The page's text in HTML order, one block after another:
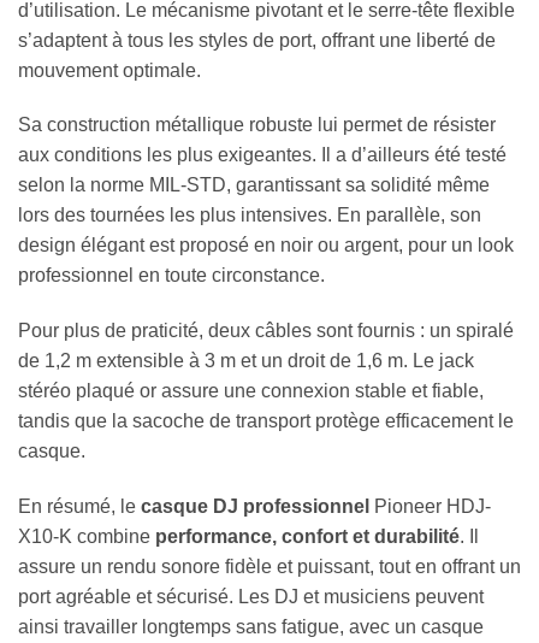
d’utilisation. Le mécanisme pivotant et le serre-tête flexible
s’adaptent à tous les styles de port, offrant une liberté de
mouvement optimale.
Sa construction métallique robuste lui permet de résister
aux conditions les plus exigeantes. Il a d’ailleurs été testé
selon la norme MIL-STD, garantissant sa solidité même
lors des tournées les plus intensives. En parallèle, son
design élégant est proposé en noir ou argent, pour un look
professionnel en toute circonstance.
Pour plus de praticité, deux câbles sont fournis : un spiralé
de 1,2 m extensible à 3 m et un droit de 1,6 m. Le jack
stéréo plaqué or assure une connexion stable et fiable,
tandis que la sacoche de transport protège efficacement le
casque.
En résumé, le casque DJ professionnel Pioneer HDJ-
X10-K combine performance, confort et durabilité. Il
assure un rendu sonore fidèle et puissant, tout en offrant un
port agréable et sécurisé. Les DJ et musiciens peuvent
ainsi travailler longtemps sans fatigue, avec un casque